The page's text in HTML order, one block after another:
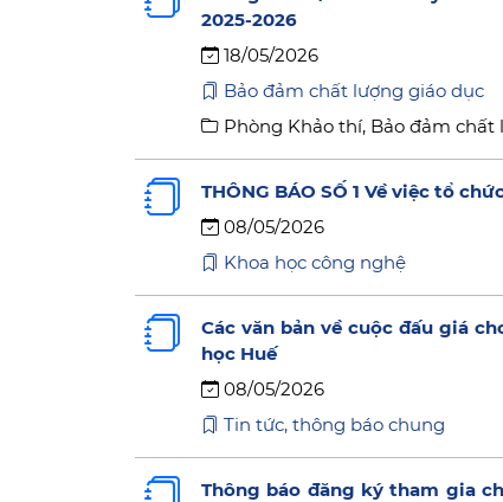
2025-2026
18/05/2026
Bảo đảm chất lượng giáo dục
Phòng Khảo thí, Bảo đảm
THÔNG BÁO SỐ 1 Về việc tổ
08/05/2026
Khoa học công nghệ
Các văn bản về cuộc đấu giá
học Huế
08/05/2026
Tin tức, thông báo chung
Thông báo đăng ký tham gia